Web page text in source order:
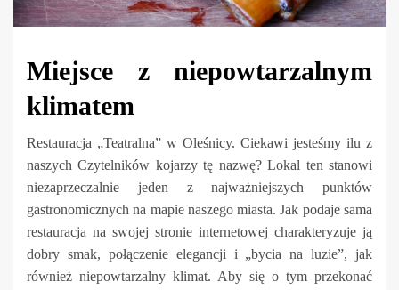
Miejsce z niepowtarzalnym
klimatem
Restauracja „Teatralna” w Oleśnicy. Ciekawi jesteśmy ilu z
naszych Czytelników kojarzy tę nazwę? Lokal ten stanowi
niezaprzeczalnie jeden z najważniejszych punktów
gastronomicznych na mapie naszego miasta. Jak podaje sama
restauracja na swojej stronie internetowej charakteryzuje ją
dobry smak, połączenie elegancji i „bycia na luzie”, jak
również niepowtarzalny klimat. Aby się o tym przekonać